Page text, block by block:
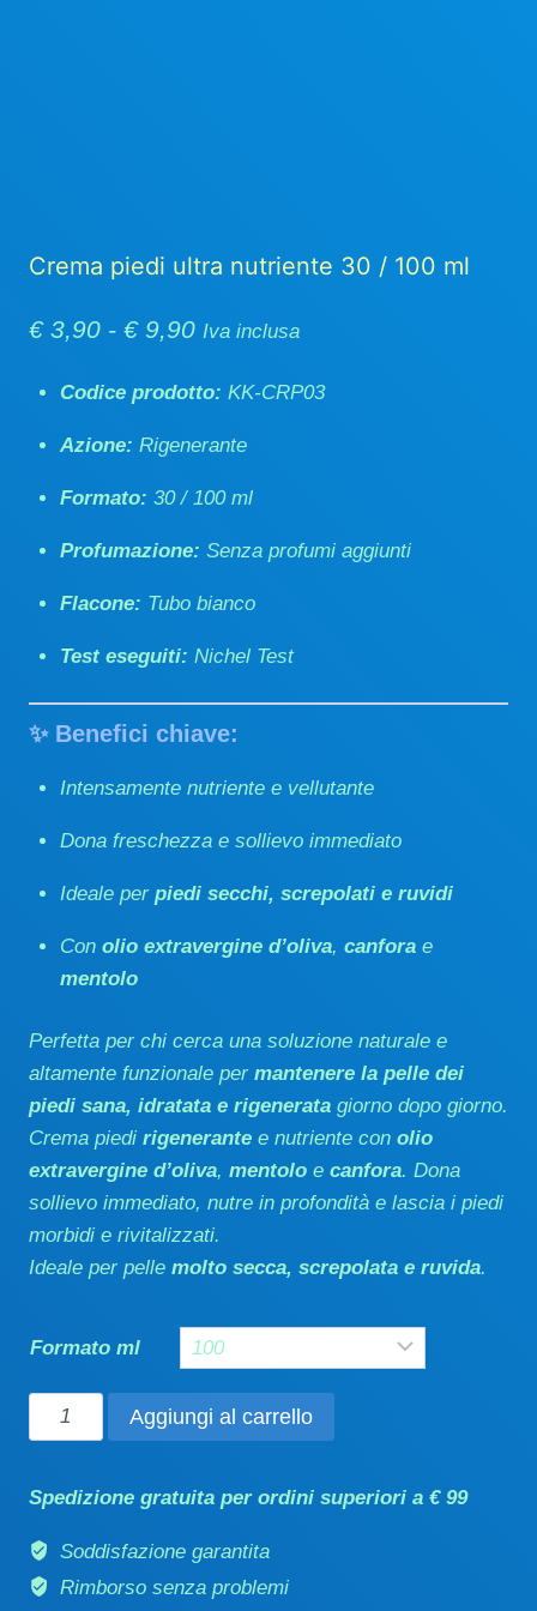
Crema piedi ultra nutriente 30 / 100 ml
€3,90 - €9,90Fascia
da
€ 3,90
Iva inclusa
Codice prodotto: KK-CRP03
Azione: Rigenerante
Formato: 30 / 100 ml
Profumazione: Senza profumi aggiunti
Flacone: Tubo bianco
Test eseguiti: Nichel Test
✨ Benefici chiave:
Intensamente nutriente e vellutante
Dona freschezza e sollievo immediato
Ideale per piedi secchi, screpolati e ruvidi
Con olio extravergine d’oliva, canforae
mentolo
Perfetta per chi cerca una soluzione naturale e
altamente funzionale per mantenere la pelle dei
piedi sana, idratata e rigenerata giorno dopo giorno.
Crema piedi rigenerante e nutriente con olio
extravergine d’oliva, mentolo e canfora. Dona
sollievo immediato, nutre in profondità e lascia i piedi
morbidi e rivitalizzati.
Ideale per pelle molto secca, screpolata e ruvida.
Formato ml
Crema
piedi
nutriente
30
100
Aggiungi al carrello
Spedizione gratuita per ordini superiori a € 99
Soddisfazione garantita
Rimborso senza problemi